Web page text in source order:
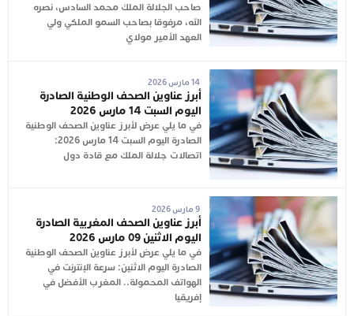
صاحب الجلالة الملك محمد السادس، نصره
الله، مرفوقا بصاحب السمو الملكي ولي
العهد الأمير مولاي
14 مارس 2026
أبرز عناوين الصحف الوطنية الصادرة
اليوم السبت 14 مارس 2026
في ما يلي عرض لأبرز عناوين الصحف الوطنية
الصادرة اليوم السبت 14 مارس 2026:
اتصالات جلالة الملك مع قادة دول
9 مارس 2026
أبرز عناوين الصحف المغربية الصادرة
اليوم الاثنين 09 مارس 2026
في ما يلي عرض لأبرز عناوين الصحف الوطنية
الصادرة اليوم الاثنين: سرعة الإنترنت في
الهواتف المحمولة.. المغرب الأفضل في
إفريقيا